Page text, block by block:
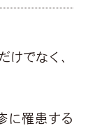
けでなく、
に罹患する